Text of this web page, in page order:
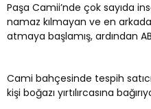
Paşa Camii’nde çok sayıda
namaz kılmayan ve en
atmaya başlamış, ardından
Cami bahçesinde tespih
kişi boğazı yırtılırcasına